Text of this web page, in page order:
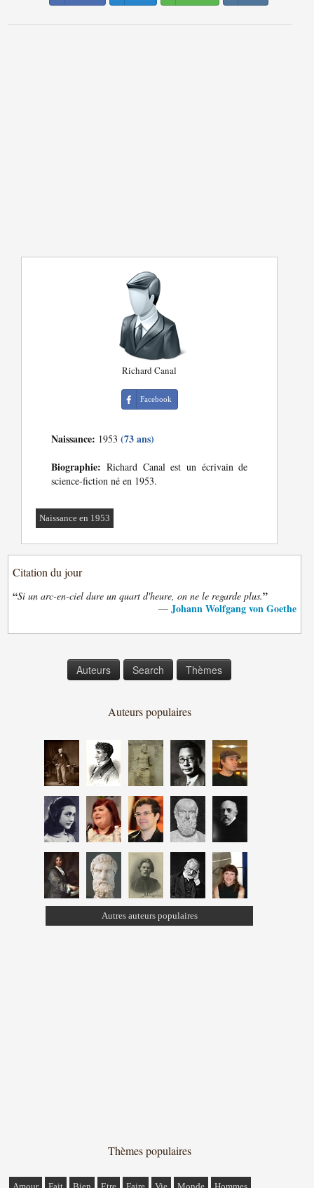
Richard Canal
Facebook
Naissance: 1953(73 ans)
Biographie: Richard Canal est un écrivain de
science-fiction né en 1953.
Naissance en 1953
Citation du jour
“Si un arc-en-ciel dure un quart d'heure, on ne le regarde plus.”
— Johann Wolfgang von Goethe
Auteurs Search Thèmes
Auteurs populaires
Autres auteurs populaires
Thèmes populaires